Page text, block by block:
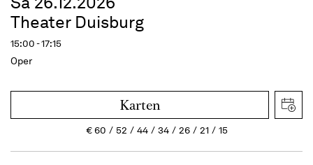
Theater Duisburg
15:00 - 17:15
Oper
Karten
€60 52 44 34 26 21 15